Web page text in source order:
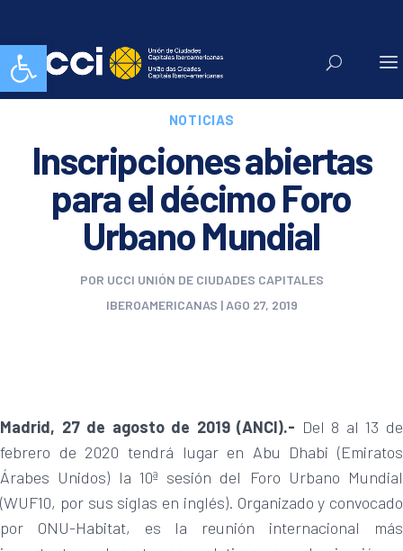
Abrir barra de herramientas
NOTICIAS
Inscripciones abiertas
para el décimo Foro
Urbano Mundial
POR UCCI UNIÓN DE CIUDADES CAPITALES
IBEROAMERICANAS | AGO 27, 2019
Madrid, 27 de agosto de 2019 (ANCI).- Del 8 al 13 de
febrero de 2020 tendrá lugar en Abu Dhabi (Emiratos
Árabes Unidos) la 10ª sesión del Foro Urbano Mundial
(WUF10, por sus siglas en inglés). Organizado y convocado
por ONU-Habitat, es la reunión internacional más